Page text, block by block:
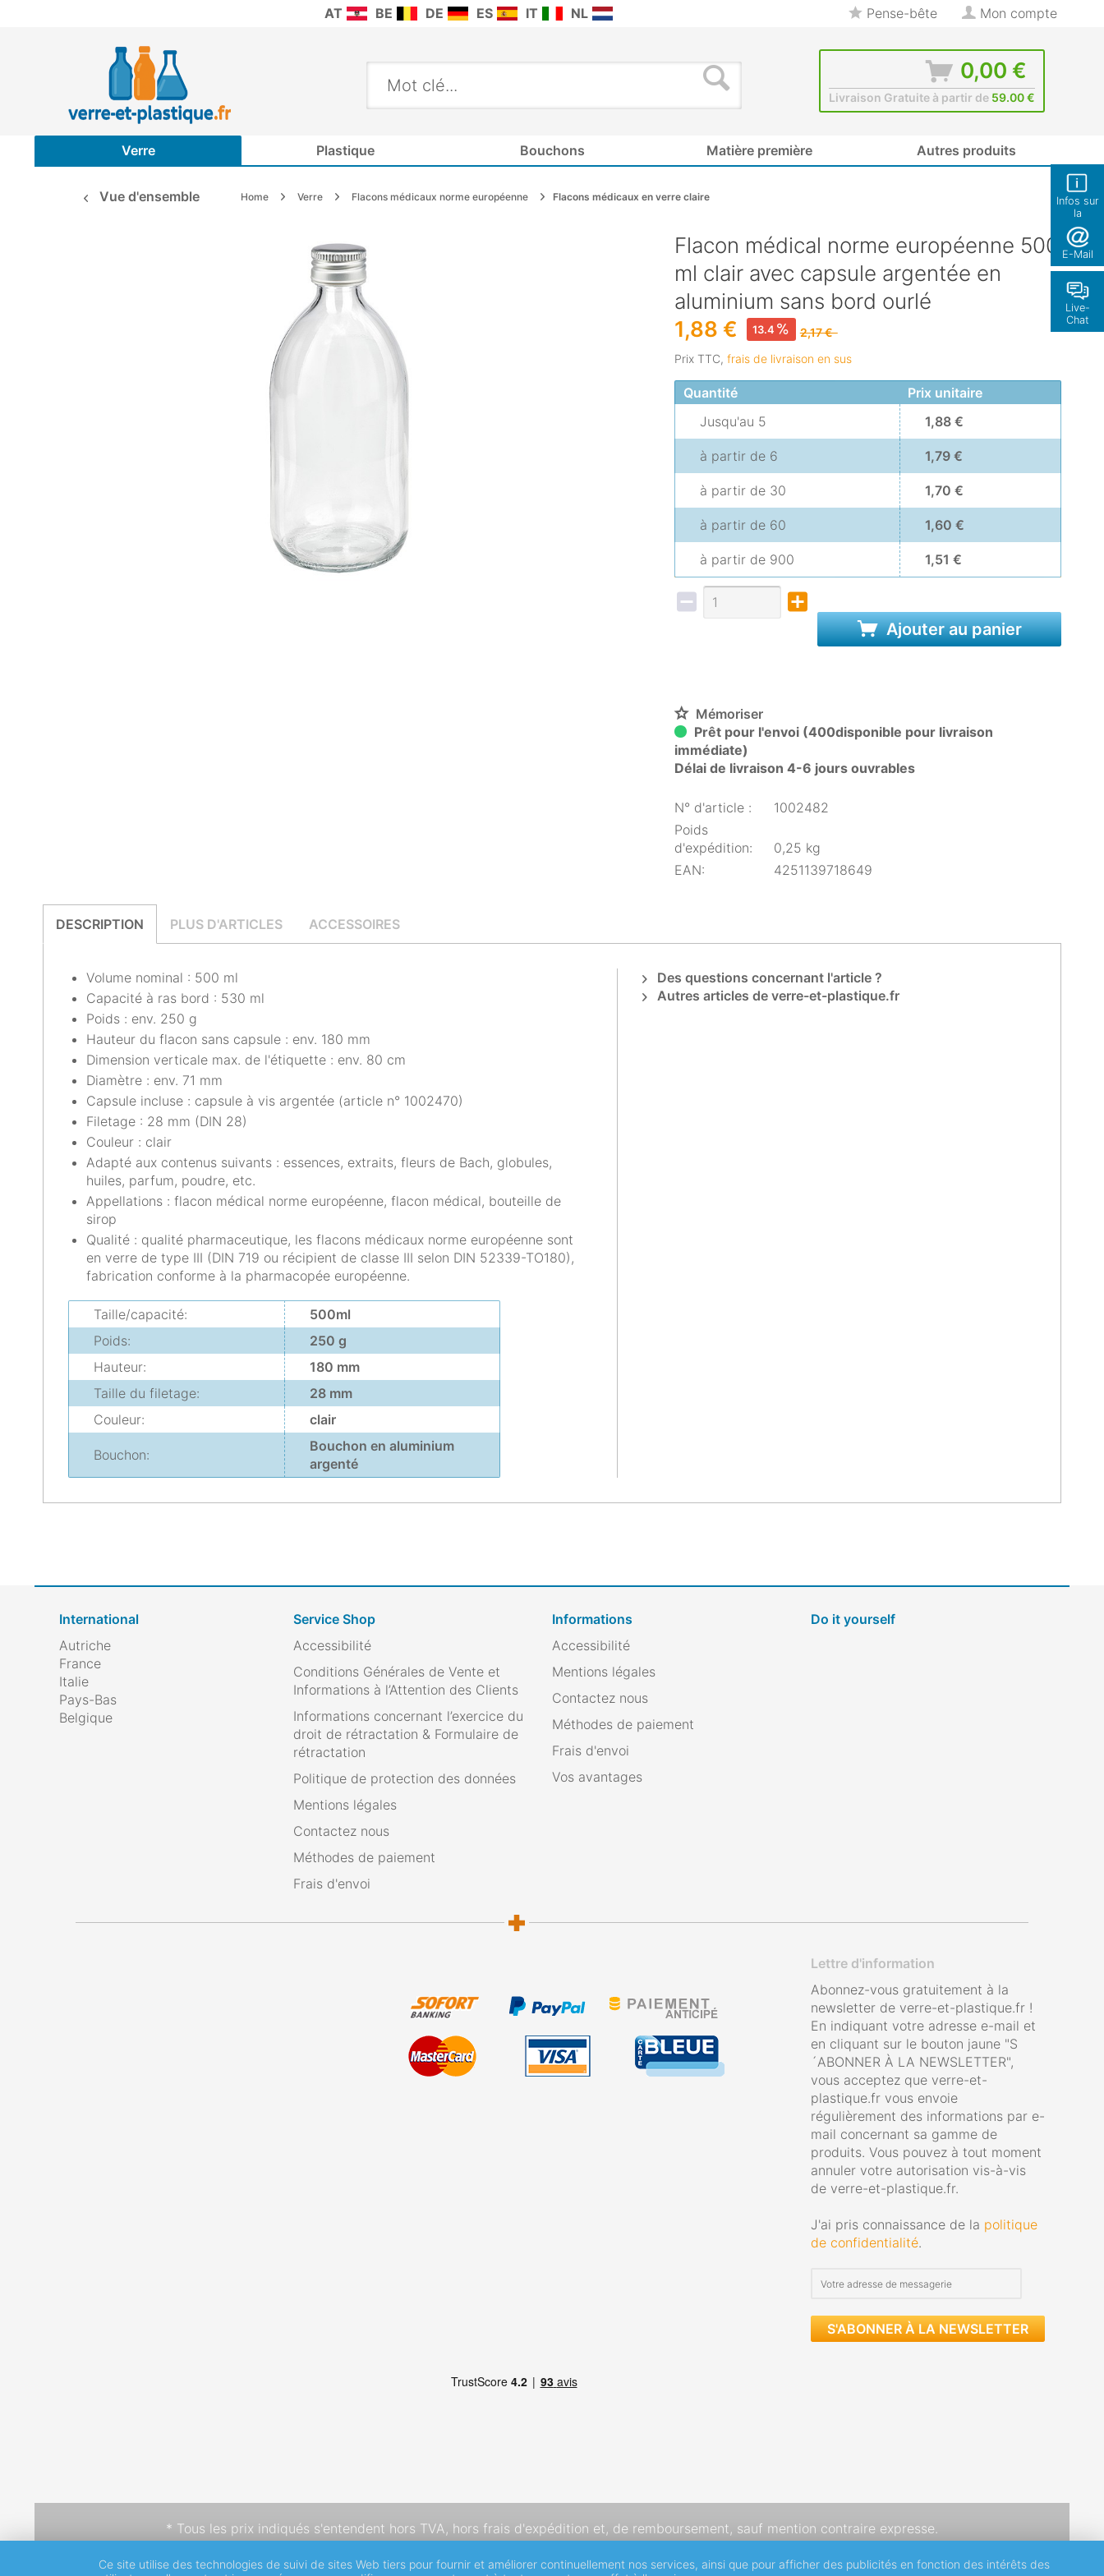
Infos sur
la
boutique
E-Mail
Live-
Chat
AT BE DE ES IT NL Pense-bête Mon compte
0,00 €
Livraison Gratuite à partir de 59.00 €
Verre Plastique Bouchons Matière première Autres produits
Vue d'ensemble Home Verre Flacons médicaux norme européenne Flacons médicaux en verre claire
Flacon médical norme européenne 500
ml clair avec capsule argentée en
aluminium sans bord ourlé
1,88 €
13.4
2,17 €
Prix TTC, frais de livraison en sus
Quantité
Prix unitaire
Jusqu'au 5 1,88 €
à partir de 6 1,79 €
à partir de 30 1,70 €
à partir de 60 1,60 €
à partir de 900 1,51 €
Ajouter au panier
Mémoriser
Prêt pour l'envoi (400disponible pour livraison
immédiate)
Délai de livraison 4-6 jours ouvrables
N° d'article :
1002482
Poids
d'expédition:
0,25 kg
EAN:
4251139718649
DESCRIPTION PLUS D'ARTICLES ACCESSOIRES
Volume nominal : 500 ml
Capacité à ras bord : 530 ml
Poids : env. 250 g
Hauteur du flacon sans capsule : env. 180 mm
Dimension verticale max. de l'étiquette : env. 80 cm
Diamètre : env. 71 mm
Capsule incluse : capsule à vis argentée (article n° 1002470)
Filetage : 28 mm (DIN 28)
Couleur : clair
Adapté aux contenus suivants : essences, extraits, fleurs de Bach, globules,
huiles, parfum, poudre, etc.
Appellations : flacon médical norme européenne, flacon médical, bouteille de
sirop
Qualité : qualité pharmaceutique, les flacons médicaux norme européenne sont
en verre de type III (DIN 719 ou récipient de classe III selon DIN 52339-TO180),
fabrication conforme à la pharmacopée européenne.
Taille/capacité:
500ml
Poids:
250 g
Hauteur:
180 mm
Taille du filetage:
28 mm
Couleur:
clair
Bouchon:
Bouchon en aluminium
argenté
Des questions concernant l'article ?
Autres articles de verre-et-plastique.fr
International
Autriche
France
Italie
Pays-Bas
Belgique
Service Shop
Accessibilité
Conditions Générales de Vente et
Informations à l’Attention des Clients
Informations concernant l’exercice du
droit de rétractation & Formulaire de
rétractation
Politique de protection des données
Mentions légales
Contactez nous
Méthodes de paiement
Frais d'envoi
Informations
Accessibilité
Mentions légales
Contactez nous
Méthodes de paiement
Frais d'envoi
Vos avantages
Do it yourself
Lettre d'information
Abonnez-vous gratuitement à la
newsletter de verre-et-plastique.fr !
En indiquant votre adresse e-mail et
en cliquant sur le bouton jaune "S
´ABONNER À LA NEWSLETTER",
vous acceptez que verre-et-
plastique.fr vous envoie
régulièrement des informations par e-
mail concernant sa gamme de
produits. Vous pouvez à tout moment
annuler votre autorisation vis-à-vis
de verre-et-plastique.fr.
J'ai pris connaissance de la politique
de confidentialité.
S'ABONNER À LA NEWSLETTER
* Tous les prix indiqués s'entendent hors TVA, hors frais d'expédition et, de remboursement, sauf mention contraire expresse.
Ce site utilise des technologies de suivi de sites Web tiers pour fournir et améliorer continuellement nos services, ainsi que pour afficher des publicités en fonction des intérêts des